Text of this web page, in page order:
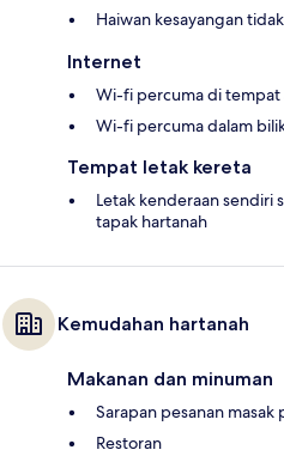
Haiwan kesayangan
Internet
Wi-fi percuma di tempat
Wi-fi percuma dalam
Tempat letak kereta
Letak kenderaan
tapak hartanah
Kemudahan hartanah
Makanan dan minuman
Sarapan pesanan
Restoran